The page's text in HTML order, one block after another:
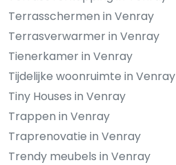
Terrasschermen in Venray
Terrasverwarmer in Venray
Tienerkamer in Venray
Tijdelijke woonruimte in Venray
Tiny Houses in Venray
Trappen in Venray
Traprenovatie in Venray
Trendy meubels in Venray